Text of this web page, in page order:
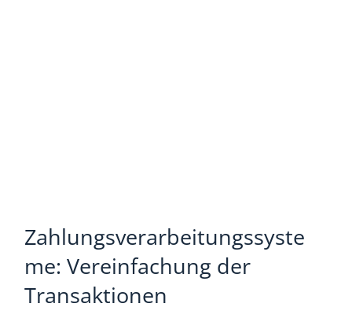
Zahlungsverarbeitungssyste
me: Vereinfachung der
Transaktionen